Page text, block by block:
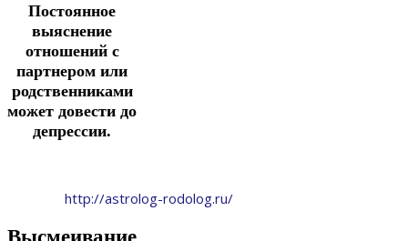
Постоянное
выяснение
отношений с
партнером или
родственниками
может довести до
депрессии.
http://astrolog-rodolog.ru/